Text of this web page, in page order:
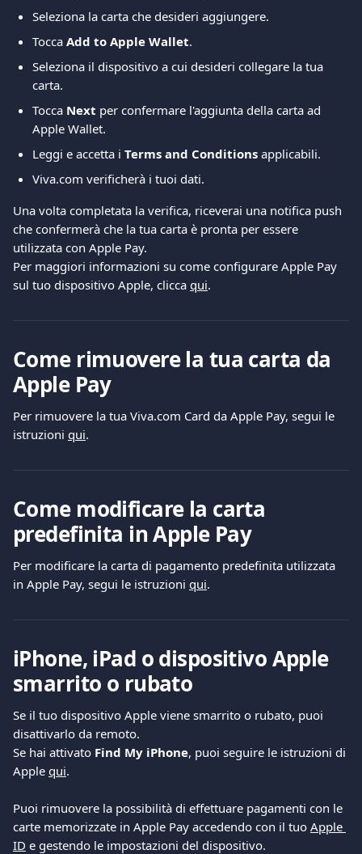
Seleziona la carta che desideri aggiungere.
Tocca Add to Apple Wallet.
Seleziona il dispositivo a cui desideri collegare la tua
carta.
Tocca Next per confermare l'aggiunta della carta ad
Apple Wallet.
Leggi e accetta i Terms and Conditions applicabili.
Viva.com verificherà i tuoi dati.
Una volta completata la verifica, riceverai una notifica push
che confermerà che la tua carta è pronta per essere
utilizzata con Apple Pay.
Per maggiori informazioni su come configurare Apple Pay
sul tuo dispositivo Apple, clicca qui.
Come rimuovere la tua carta da
Apple Pay
Per rimuovere la tua Viva.com Card da Apple Pay, segui le
istruzioni qui.
Come modificare la carta
predefinita in Apple Pay
Per modificare la carta di pagamento predefinita utilizzata
in Apple Pay, segui le istruzioni qui.
iPhone, iPad o dispositivo Apple
smarrito o rubato
Se il tuo dispositivo Apple viene smarrito o rubato, puoi
disattivarlo da remoto.
Se hai attivato Find My iPhone, puoi seguire le istruzioni di
Apple qui.
Puoi rimuovere la possibilità di effettuare pagamenti con le
carte memorizzate in Apple Pay accedendo con il tuo Apple
ID e gestendo le impostazioni del dispositivo.